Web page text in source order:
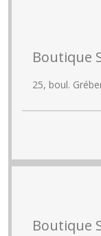
Boutique
25, boul.
Boutique